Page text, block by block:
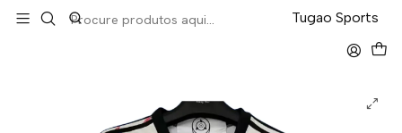
Tugao Sports